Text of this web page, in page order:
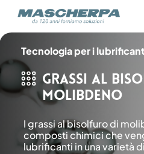
content
Tecnologia per i
Grassi al
molibdeno
I grassi al bisolfuro di
composti chimici che
lubrificanti in una varietà